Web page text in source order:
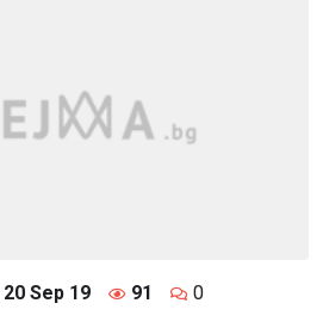
20 Sep 19 91 0